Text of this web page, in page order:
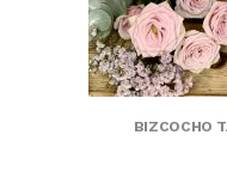
BIZCOCHO